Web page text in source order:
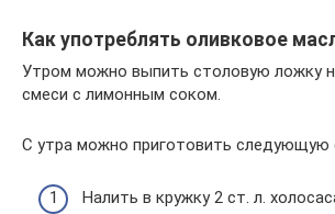
Как употреблять оливковое
Утром можно выпить столовую ложку
смеси с лимонным соком.
С утра можно приготовить следующую
Налить в кружку 2 ст. л.